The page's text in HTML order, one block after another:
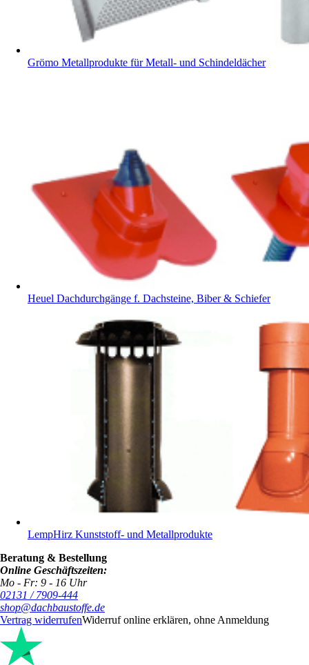
Grömo Metallprodukte für Metall- und Schindeldächer
Heuel Dachdurchgänge f. Dachsteine, Biber & Schiefer
LempHirz Kunststoff- und Metallprodukte
Beratung & Bestellung
Online Geschäftszeiten:
Mo - Fr: 9 - 16 Uhr
02131 / 7909-444
shop@dachbaustoffe.de
Vertrag widerrufenWiderruf online erklären, ohne Anmeldung